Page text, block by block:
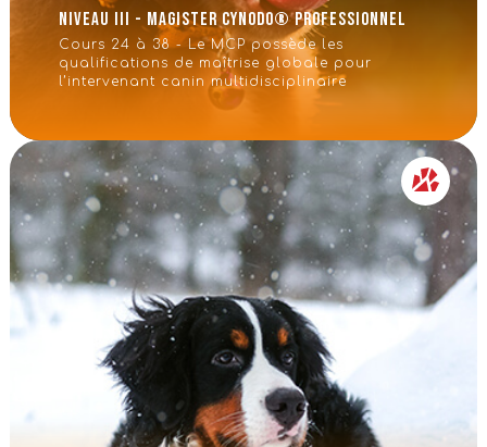
Niveau III - Magister CynoDo® Professionnel
Cours 24 à 38 - Le MCP possède les
qualifications de maîtrise globale pour
l’intervenant canin multidisciplinaire